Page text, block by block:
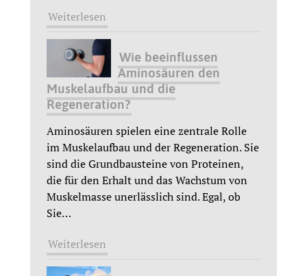
Weiterlesen
Wie beeinflussen
Aminosäuren den
Muskelaufbau und die
Regeneration?
Aminosäuren spielen eine zentrale Rolle
im Muskelaufbau und der Regeneration. Sie
sind die Grundbausteine von Proteinen,
die für den Erhalt und das Wachstum von
Muskelmasse unerlässlich sind. Egal, ob
Sie…
Weiterlesen